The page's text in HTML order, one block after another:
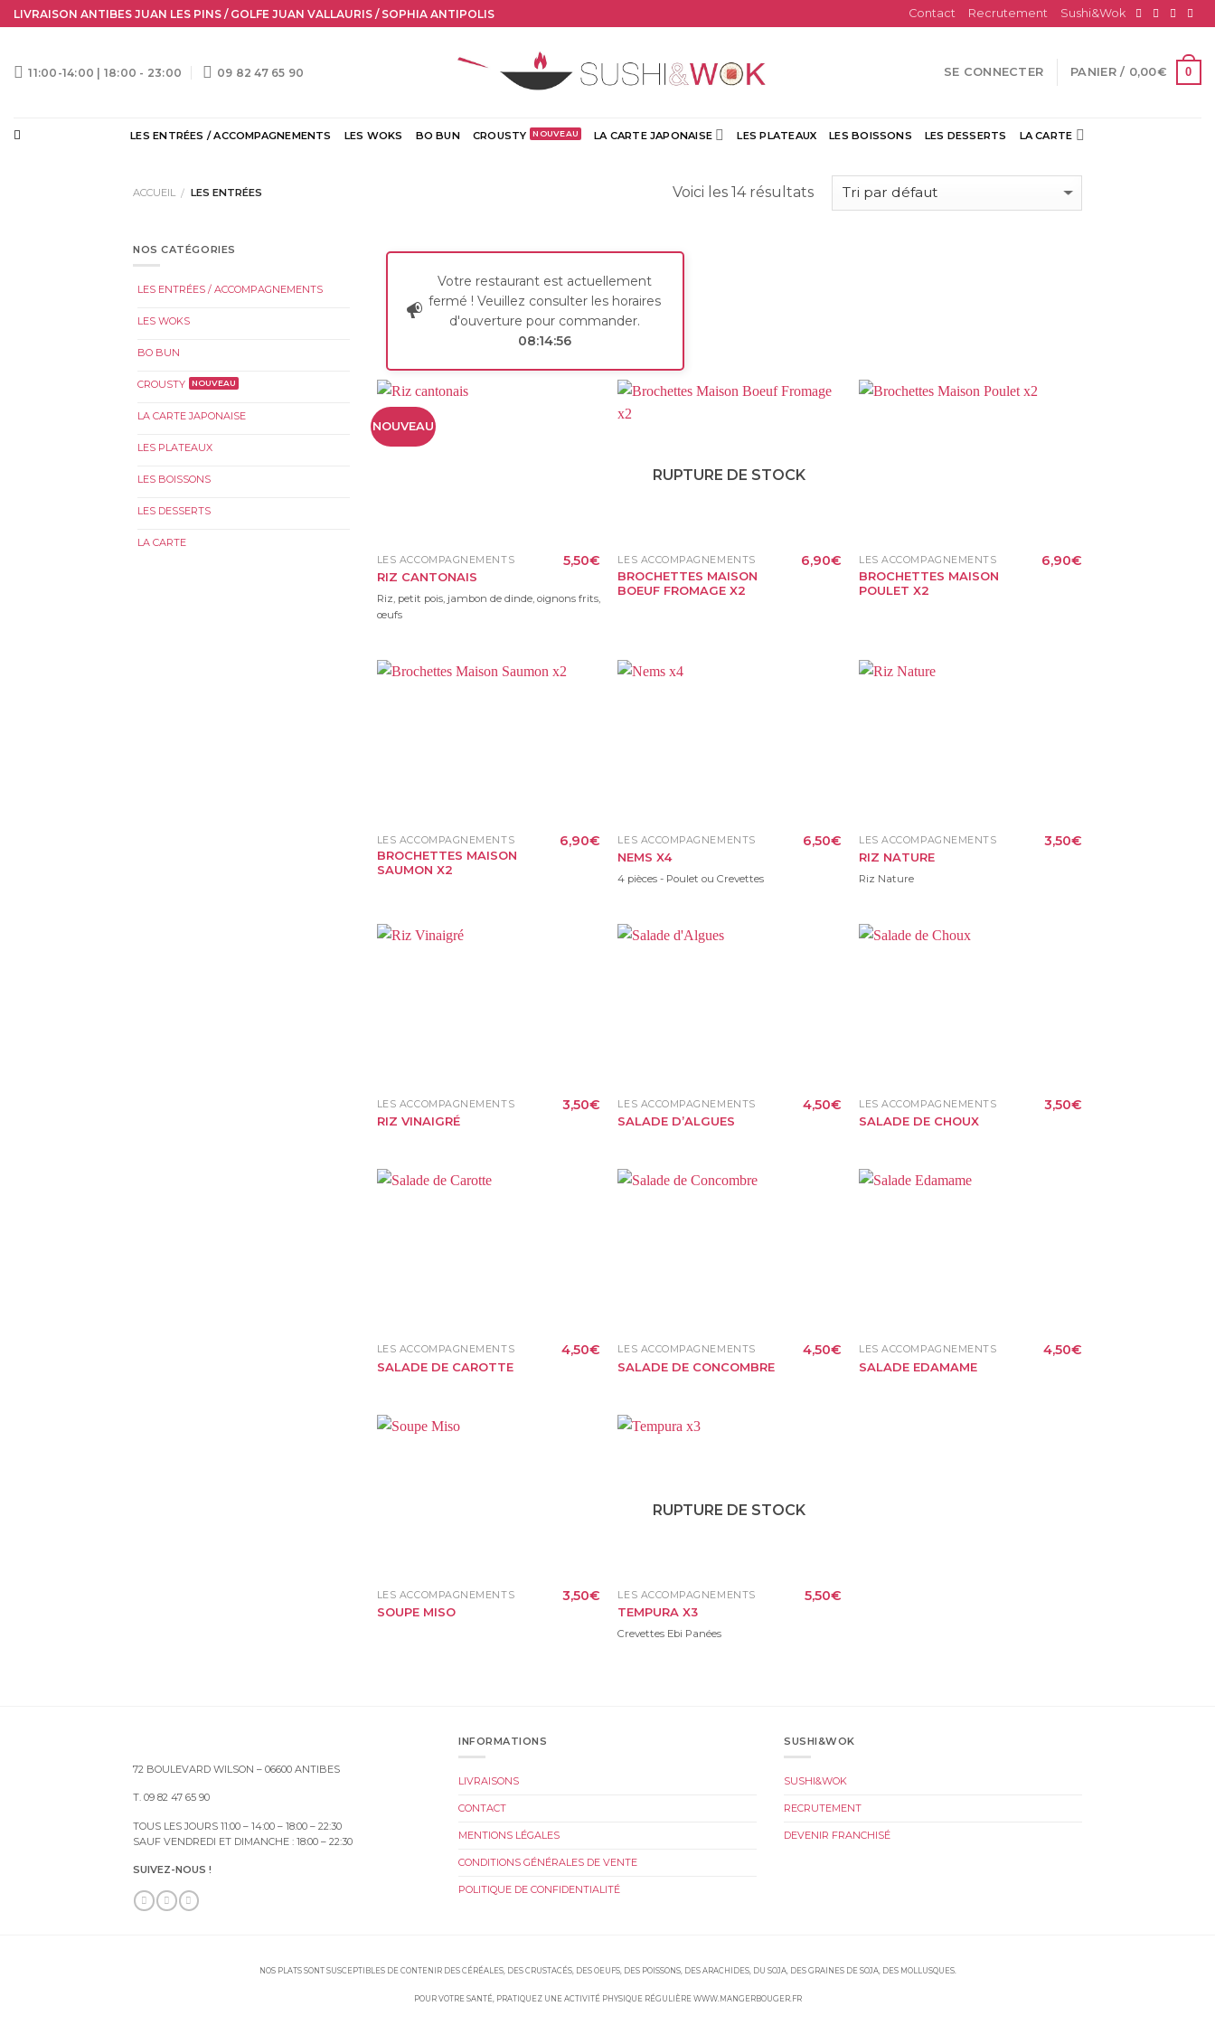
Skip
to
LIVRAISON ANTIBES JUAN LES PINS / GOLFE JUAN VALLAURIS / SOPHIA ANTIPOLIS Contact Recrutement Sushi&Wok
11:00-14:00 | 18:00 - 23:00 09 82 47 65 90 SE CONNECTER PANIER / 0,00€ 0
LES ENTRÉES / ACCOMPAGNEMENTS LES WOKS BO BUN CROUSTY LA CARTE JAPONAISE LES PLATEAUX LES BOISSONS LES DESSERTS LA CARTE
ACCUEIL / LES ENTRÉES Voici les 14 résultats
NOS CATÉGORIES
LES ENTRÉES / ACCOMPAGNEMENTS
LES WOKS
BO BUN
CROUSTY
LA CARTE JAPONAISE
LES PLATEAUX
LES BOISSONS
LES DESSERTS
LA CARTE
Votre restaurant est actuellement
fermé ! Veuillez consulter les horaires
d'ouverture pour commander.
08:14:56
NOUVEAU
LES ACCOMPAGNEMENTS
RIZ CANTONAIS
5,50€
Riz, petit pois, jambon de dinde, oignons frits,
œufs
RUPTURE DE STOCK
LES ACCOMPAGNEMENTS
BROCHETTES MAISON
BOEUF FROMAGE X2
6,90€ LES ACCOMPAGNEMENTS
BROCHETTES MAISON
POULET X2
6,90€
LES ACCOMPAGNEMENTS
BROCHETTES MAISON
SAUMON X2
6,90€ LES ACCOMPAGNEMENTS
NEMS X4
6,50€
4 pièces - Poulet ou Crevettes
LES ACCOMPAGNEMENTS
RIZ NATURE
3,50€
Riz Nature
LES ACCOMPAGNEMENTS
RIZ VINAIGRÉ
3,50€ LES ACCOMPAGNEMENTS
SALADE D’ALGUES
4,50€ LES ACCOMPAGNEMENTS
SALADE DE CHOUX
3,50€
LES ACCOMPAGNEMENTS
SALADE DE CAROTTE
4,50€ LES ACCOMPAGNEMENTS
SALADE DE CONCOMBRE
4,50€ LES ACCOMPAGNEMENTS
SALADE EDAMAME
4,50€
LES ACCOMPAGNEMENTS
SOUPE MISO
3,50€
RUPTURE DE STOCK
LES ACCOMPAGNEMENTS
TEMPURA X3
5,50€
Crevettes Ebi Panées
72 BOULEVARD WILSON – 06600 ANTIBES
T. 09 82 47 65 90
TOUS LES JOURS 11:00 – 14:00 – 18:00 – 22:30
SAUF VENDREDI ET DIMANCHE : 18:00 – 22:30
SUIVEZ-NOUS !
INFORMATIONS
LIVRAISONS
CONTACT
MENTIONS LÉGALES
CONDITIONS GÉNÉRALES DE VENTE
POLITIQUE DE CONFIDENTIALITÉ
SUSHI&WOK
SUSHI&WOK
RECRUTEMENT
DEVENIR FRANCHISÉ
NOS PLATS SONT SUSCEPTIBLES DE CONTENIR DES CÉRÉALES, DES CRUSTACÉS, DES OEUFS, DES POISSONS, DES ARACHIDES, DU SOJA, DES GRAINES DE SOJA, DES MOLLUSQUES.
POUR VOTRE SANTÉ, PRATIQUEZ UNE ACTIVITÉ PHYSIQUE RÉGULIÈRE WWW.MANGERBOUGER.FR